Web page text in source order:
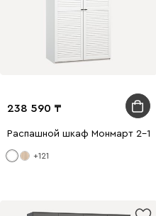
238 590
Распашной шкаф Монмарт 2-
+121